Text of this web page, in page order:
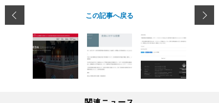
この記事へ戻る